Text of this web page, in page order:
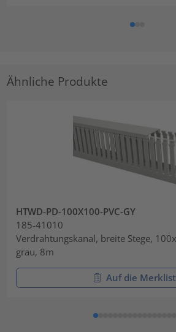
Ähnliche Produkte
HTWD-PD-100X100-PVC-GY
185-41010
Verdrahtungskanal, breite Stege,
grau, 8m
Auf die